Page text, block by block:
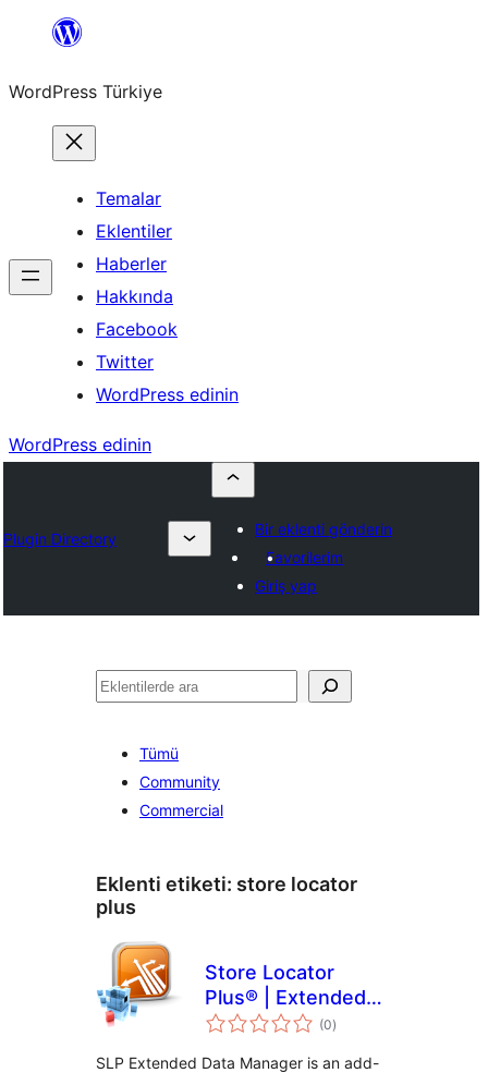
İçeriğe
WordPress Türkiye
Temalar
Eklentiler
Haberler
Hakkında
Facebook
Twitter
WordPress edinin
WordPress edinin
Plugin Directory
Bir eklenti gönderin
Favorilerim
Giriş yap
Ara
Tümü
Community
Commercial
Eklenti etiketi: store locator
plus
Store Locator
Plus® | Extended
Data Manager
(0toplam
puan
)
SLP Extended Data Manager is an add-